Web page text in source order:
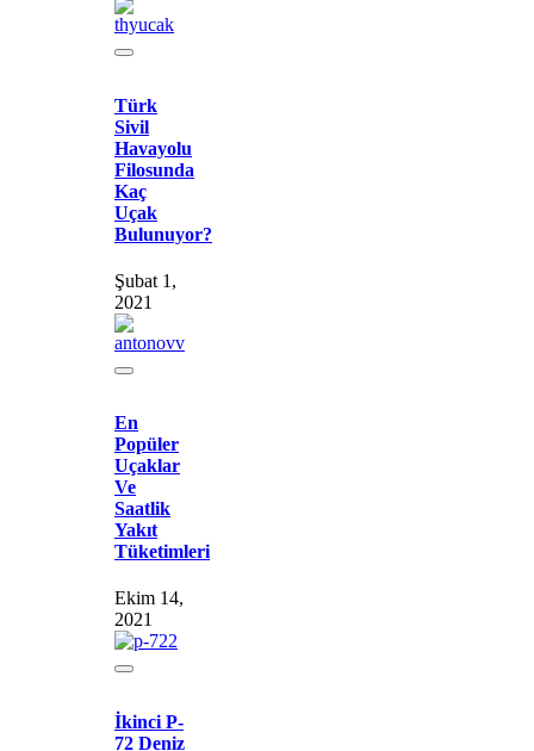
Türk
Sivil
Havayolu
Filosunda
Kaç
Uçak
Bulunuyor?
Şubat 1,
2021
En
Popüler
Uçaklar
Ve
Saatlik
Yakıt
Tüketimleri
Ekim 14,
2021
İkinci P-
72 Deniz